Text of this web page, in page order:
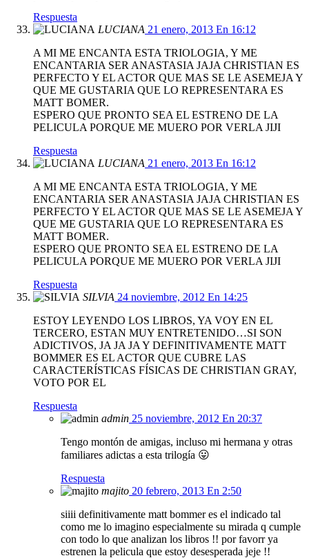
Respuesta
LUCIANA 21 enero, 2013 En 16:12
A MI ME ENCANTA ESTA TRIOLOGIA, Y ME
ENCANTARIA SER ANASTASIA JAJA CHRISTIAN ES
PERFECTO Y EL ACTOR QUE MAS SE LE ASEMEJA Y
QUE ME GUSTARIA QUE LO REPRESENTARA ES
MATT BOMER.
ESPERO QUE PRONTO SEA EL ESTRENO DE LA
PELICULA PORQUE ME MUERO POR VERLA JIJI
Respuesta
LUCIANA 21 enero, 2013 En 16:12
A MI ME ENCANTA ESTA TRIOLOGIA, Y ME
ENCANTARIA SER ANASTASIA JAJA CHRISTIAN ES
PERFECTO Y EL ACTOR QUE MAS SE LE ASEMEJA Y
QUE ME GUSTARIA QUE LO REPRESENTARA ES
MATT BOMER.
ESPERO QUE PRONTO SEA EL ESTRENO DE LA
PELICULA PORQUE ME MUERO POR VERLA JIJI
Respuesta
SILVIA 24 noviembre, 2012 En 14:25
ESTOY LEYENDO LOS LIBROS, YA VOY EN EL
TERCERO, ESTAN MUY ENTRETENIDO…SI SON
ADICTIVOS, JA JA JA Y DEFINITIVAMENTE MATT
BOMMER ES EL ACTOR QUE CUBRE LAS
CARACTERÍSTICAS FÍSICAS DE CHRISTIAN GRAY,
VOTO POR EL
Respuesta
admin 25 noviembre, 2012 En 20:37
Tengo montón de amigas, incluso mi hermana y otras
familiares adictas a esta trilogía 😛
Respuesta
majito 20 febrero, 2013 En 2:50
siiii definitivamente matt bommer es el indicado tal
como me lo imagino especialmente su mirada q cumple
con todo lo que analizan los libros !! por favorr ya
estrenen la pelicula que estoy desesperada jeje !!